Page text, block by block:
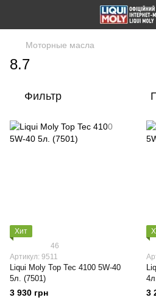
Моторные масла
8.7
Фильтр
Хит
46
Артикул: 9511
Liqui Moly Top Tec 4100 5W-40
5л. (7501)
3 930 грн 3